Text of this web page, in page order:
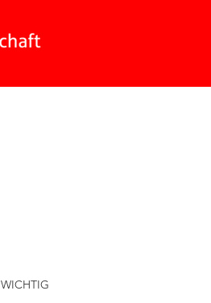
WICHTIG